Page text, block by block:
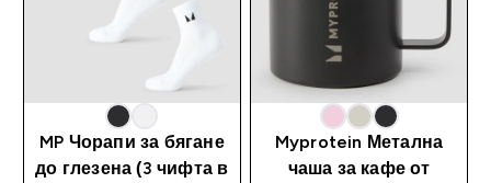
MP Чорапи за бягане
до глезена (3 чифта в
Myprotein Метална
чаша за кафе от